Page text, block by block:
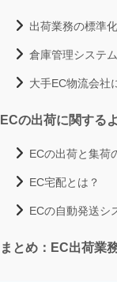
出荷業務の標準
倉庫管理システ
大手EC物流会社
ECの出荷に関する
ECの出荷と集荷
EC宅配とは？
ECの自動発送シ
まとめ：EC出荷業